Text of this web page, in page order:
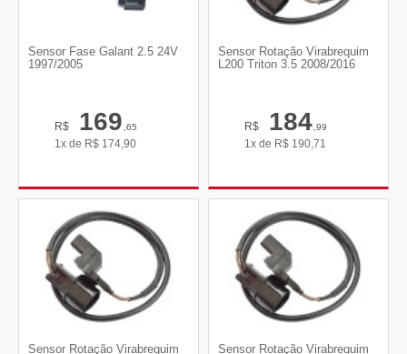
Sensor Fase Galant 2.5 24V
1997/2005
R$ 169,65
1x de R$ 174,90
Sensor Rotação Virabrequim
L200 Triton 3.5 2008/2016
R$ 184,99
1x de R$ 190,71
Sensor Rotação Virabrequim Sensor Rotação Virabrequim